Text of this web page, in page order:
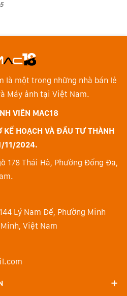
là một trong những nhà bán lẻ
Máy ảnh tại Việt Nam.
VIÊN MAC18
HOẠCH VÀ ĐẦU TƯ THÀNH
11/2024.
178 Thái Hà, Phường Đống Đa,
144 Lý Nam Đế, Phường Minh
Việt Nam